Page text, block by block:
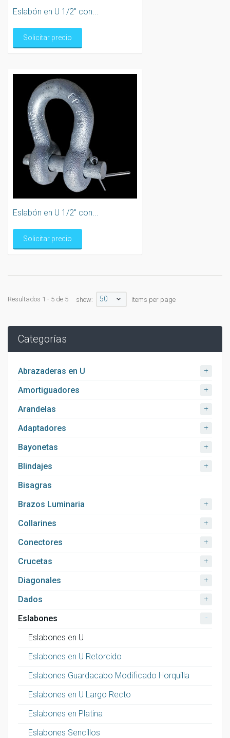
Eslabón en U 1/2" con...
Solicitar precio
Eslabón en U 1/2" con...
Solicitar precio
Resultados 1 - 5 de 5 show: 50 items per page
Categorías
Abrazaderas en U +
Amortiguadores +
Arandelas +
Adaptadores +
Bayonetas +
Blindajes +
Bisagras
Brazos Luminaria
+
Collarines +
Conectores +
Crucetas +
Diagonales +
Dados +
Eslabones -
Eslabones en U
Eslabones en U Retorcido
Eslabones Guardacabo Modificado Horquilla
Eslabones en U Largo Recto
Eslabones en Platina
Eslabones Sencillos